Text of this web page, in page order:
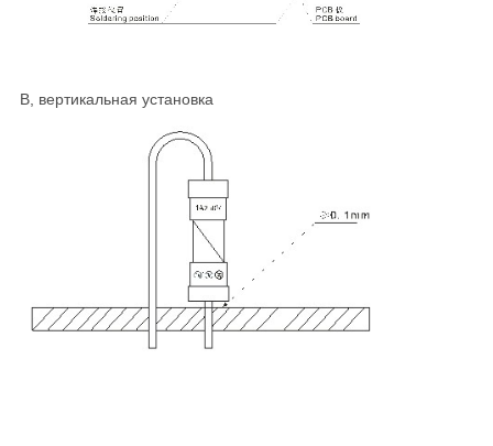
B, вертикальная установка